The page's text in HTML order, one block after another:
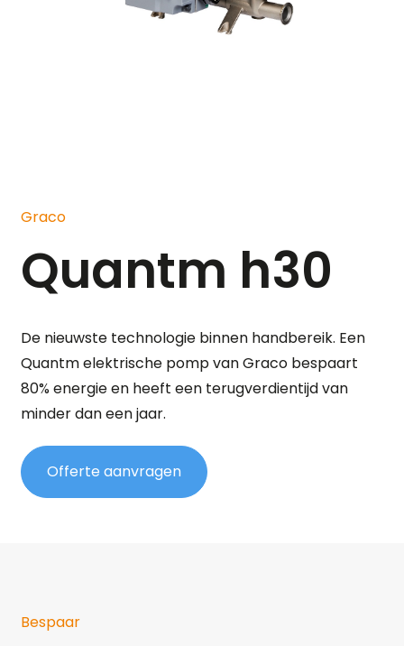
Graco
Quantm h30
De nieuwste technologie binnen handbereik. Een
Quantm elektrische pomp van Graco bespaart
80% energie en heeft een terugverdientijd van
minder dan een jaar.
Offerte aanvragen
Bespaar